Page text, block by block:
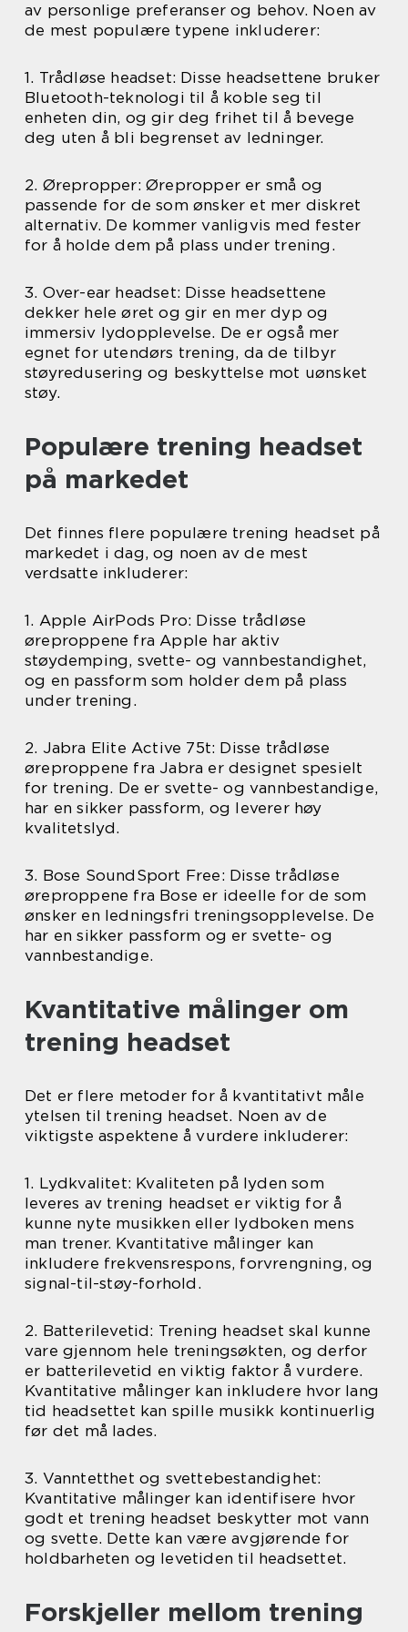
av personlige preferanser og behov. Noen av
de mest populære typene inkluderer:
1. Trådløse headset: Disse headsettene bruker
Bluetooth-teknologi til å koble seg til
enheten din, og gir deg frihet til å bevege
deg uten å bli begrenset av ledninger.
2. Ørepropper: Ørepropper er små og
passende for de som ønsker et mer diskret
alternativ. De kommer vanligvis med fester
for å holde dem på plass under trening.
3. Over-ear headset: Disse headsettene
dekker hele øret og gir en mer dyp og
immersiv lydopplevelse. De er også mer
egnet for utendørs trening, da de tilbyr
støyredusering og beskyttelse mot uønsket
støy.
Populære trening headset
på markedet
Det finnes flere populære trening headset på
markedet i dag, og noen av de mest
verdsatte inkluderer:
1. Apple AirPods Pro: Disse trådløse
øreproppene fra Apple har aktiv
støydemping, svette- og vannbestandighet,
og en passform som holder dem på plass
under trening.
2. Jabra Elite Active 75t: Disse trådløse
øreproppene fra Jabra er designet spesielt
for trening. De er svette- og vannbestandige,
har en sikker passform, og leverer høy
kvalitetslyd.
3. Bose SoundSport Free: Disse trådløse
øreproppene fra Bose er ideelle for de som
ønsker en ledningsfri treningsopplevelse. De
har en sikker passform og er svette- og
vannbestandige.
Kvantitative målinger om
trening headset
Det er flere metoder for å kvantitativt måle
ytelsen til trening headset. Noen av de
viktigste aspektene å vurdere inkluderer:
1. Lydkvalitet: Kvaliteten på lyden som
leveres av trening headset er viktig for å
kunne nyte musikken eller lydboken mens
man trener. Kvantitative målinger kan
inkludere frekvensrespons, forvrengning, og
signal-til-støy-forhold.
2. Batterilevetid: Trening headset skal kunne
vare gjennom hele treningsøkten, og derfor
er batterilevetid en viktig faktor å vurdere.
Kvantitative målinger kan inkludere hvor lang
tid headsettet kan spille musikk kontinuerlig
før det må lades.
3. Vanntetthet og svettebestandighet:
Kvantitative målinger kan identifisere hvor
godt et trening headset beskytter mot vann
og svette. Dette kan være avgjørende for
holdbarheten og levetiden til headsettet.
Forskjeller mellom trening